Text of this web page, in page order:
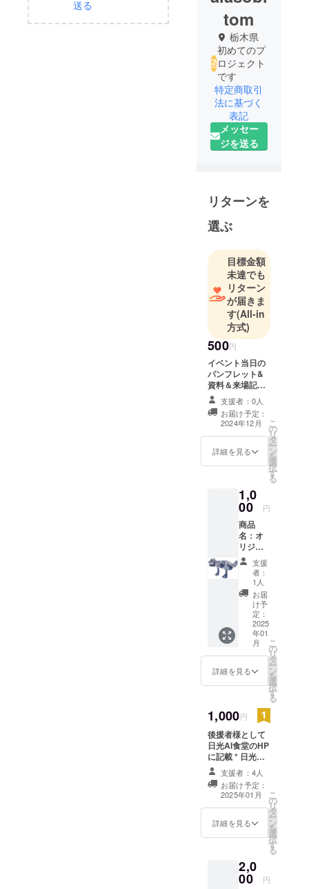
送る
tom
栃木県
初めてのプ
ロジェクト
です
特定商取引
法に基づく
表記
メッセー
ジを送る
リターンを
選ぶ
目標金額
未達でも
リターン
が届きま
す(All-in
方式)
500円
イベント当日の
パンフレット&
資料＆来場記録
をデータでお届
け * 当日パンフ
レット＆来場記
録をデータでお
届け * イベント
の感動をいつで
保護に配慮し、
安全なデータ形
式でお届けしま
支援者：0人
お届け予定：
2024年12月
詳細を見る
こ
の
リ
タ
ー
ン
を
選
択
す
る
1,0
00 円
商品
名：オ
リジナ
ルス
テッ
カー 個
数：一
枚 デザ
イン：
女性の
絵柄が
アー
ティス
トS、動
物柄の
ティス
トR 大
きさ：
約
14.7m
m×10m
m 商品
名：オ
リジナ
ル缶
バッジ
トデザ
インの
支援
者：
1人
お届
け予
定：
2025
年01
月
詳細を見る
こ
の
リ
タ
ー
ン
を
選
択
す
る
1,000円
後援者様として
日光AI食堂のHP
に記載 * 日光AI
食堂のHP上で後
援者様として記
載 * オンライン
上で永続的に名
を残す機会 * 希
望に応じて匿名
載 ・掲載方
法：文字のみ ・
支援者：4人
お届け予定：
2025年01月
詳細を見る
こ
の
リ
タ
ー
ン
を
選
択
す
る
2,0
00 円